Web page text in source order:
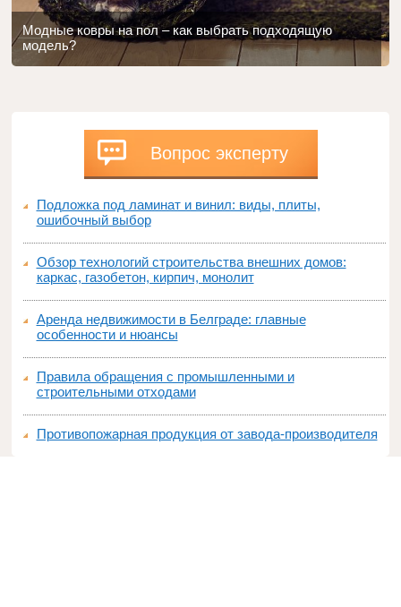
Модные ковры на пол – как выбрать подходящую
модель?
Вопрос эксперту
Подложка под ламинат и винил: виды, плиты,
ошибочный выбор
Обзор технологий строительства внешних домов:
каркас, газобетон, кирпич, монолит
Аренда недвижимости в Белграде: главные
особенности и нюансы
Правила обращения с промышленными и
строительными отходами
Противопожарная продукция от завода-производителя